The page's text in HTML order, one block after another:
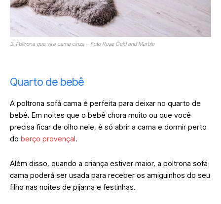
3. Poltrona que vira cama cinza – Foto Rose Gold and Marble
Quarto de bebê
A poltrona sofá cama é perfeita para deixar no quarto de
bebê. Em noites que o bebê chora muito ou que você
precisa ficar de olho nele, é só abrir a cama e dormir perto
do berço provençal.
Além disso, quando a criança estiver maior, a poltrona sofá
cama poderá ser usada para receber os amiguinhos do seu
filho nas noites de pijama e festinhas.